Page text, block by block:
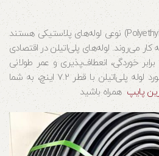
لوله‌های پلی‌اتیلن (Polyethylene Pipes) نوعی لوله‌های پلاستیکی هستند
کار می‌روند. لوله‌های پلی‌اتیلن در اقتصادی
خوردگی، انعطاف‌پذیری و عمر طولانی
مورد توجه قرار می‌گیرند. در مورد لوله پلی‌اتیلن با قطر 7.2 اینچ، به شما
پایپهمراه باشید